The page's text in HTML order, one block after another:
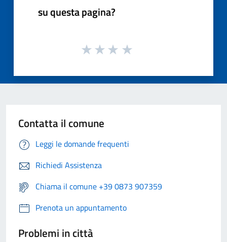
su questa pagina?
Contatta il comune
Leggi le domande frequenti
Richiedi Assistenza
Chiama il comune +39 0873 907359
Prenota un appuntamento
Problemi in città